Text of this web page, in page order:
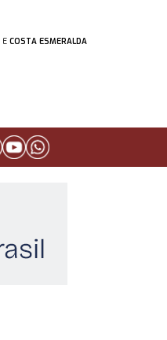
E COSTA ESMERALDA